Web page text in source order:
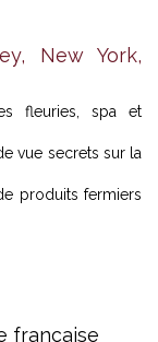
New York,
fleuries, spa et
vue secrets sur la
produits fermiers
française